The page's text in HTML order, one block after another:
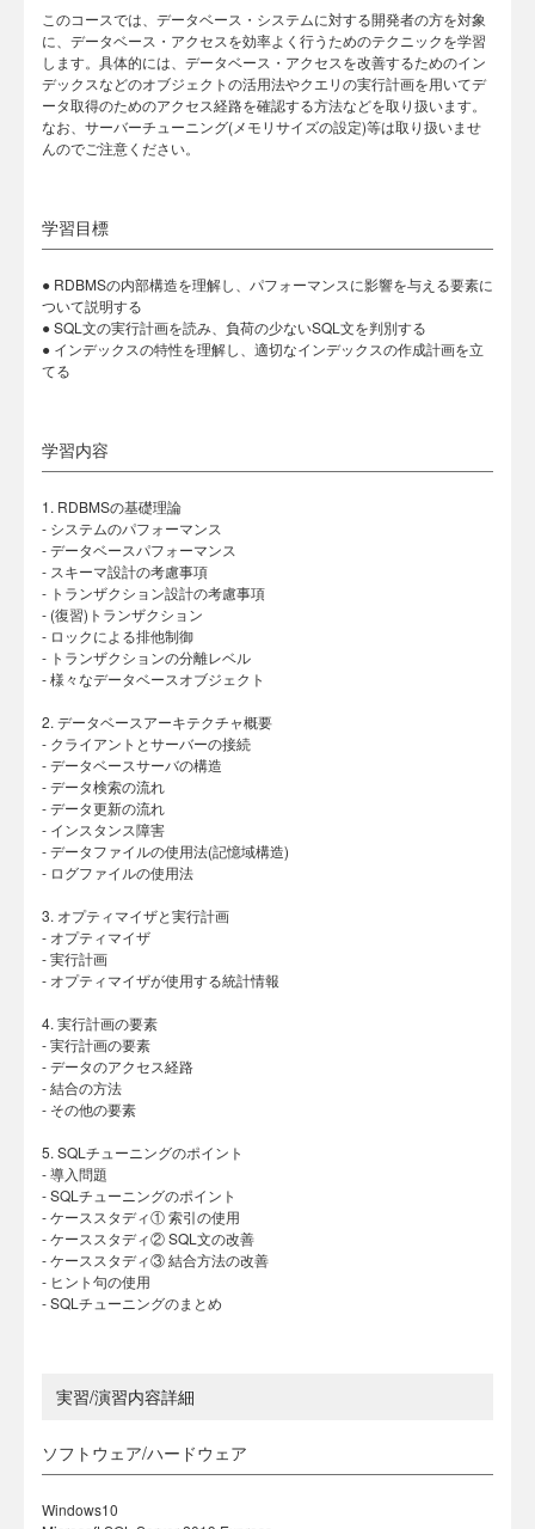
このコースでは、データベース・システムに対する開発者の方を対象
に、データベース・アクセスを効率よく行うためのテクニックを学習
します。具体的には、データベース・アクセスを改善するためのイン
デックスなどのオブジェクトの活用法やクエリの実行計画を用いてデ
ータ取得のためのアクセス経路を確認する方法などを取り扱います。
なお、サーバーチューニング(メモリサイズの設定)等は取り扱いませ
んのでご注意ください。
学習目標
● RDBMSの内部構造を理解し、パフォーマンスに影響を与える要素に
ついて説明する
● SQL文の実行計画を読み、負荷の少ないSQL文を判別する
● インデックスの特性を理解し、適切なインデックスの作成計画を立
てる
学習内容
1. RDBMSの基礎理論
- システムのパフォーマンス
- データベースパフォーマンス
- スキーマ設計の考慮事項
- トランザクション設計の考慮事項
- (復習)トランザクション
- ロックによる排他制御
- トランザクションの分離レベル
- 様々なデータベースオブジェクト
2. データベースアーキテクチャ概要
- クライアントとサーバーの接続
- データベースサーバの構造
- データ検索の流れ
- データ更新の流れ
- インスタンス障害
- データファイルの使用法(記憶域構造)
- ログファイルの使用法
3. オプティマイザと実行計画
- オプティマイザ
- 実行計画
- オプティマイザが使用する統計情報
4. 実行計画の要素
- 実行計画の要素
- データのアクセス経路
- 結合の方法
- その他の要素
5. SQLチューニングのポイント
- 導入問題
- SQLチューニングのポイント
- ケーススタディ① 索引の使用
- ケーススタディ② SQL文の改善
- ケーススタディ③ 結合方法の改善
- ヒント句の使用
- SQLチューニングのまとめ
実習/演習内容詳細
ソフトウェア/ハードウェア
Windows10